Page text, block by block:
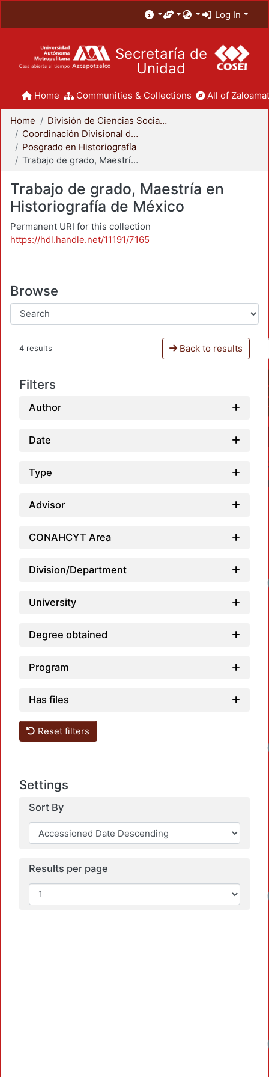
Log In
Secretaría de
Unidad
Home Communities & Collections All of
Home
División de Ciencias Sociales y Humanidades
Coordinación Divisional de Posgrado
Posgrado en Historiografía
Trabajo de grado, Maestría en Historiografía de México
Trabajo de grado, Maestría en
Historiografía de México
Permanent URI for this collection
https://hdl.handle.net/11191/7165
Browse
4 results Back to results
Filters
Author
Date
Type
Advisor
CONAHCYT Area
Division/Department
University
Degree obtained
Program
Has files
Reset filters
Settings
Sort By
Results per page